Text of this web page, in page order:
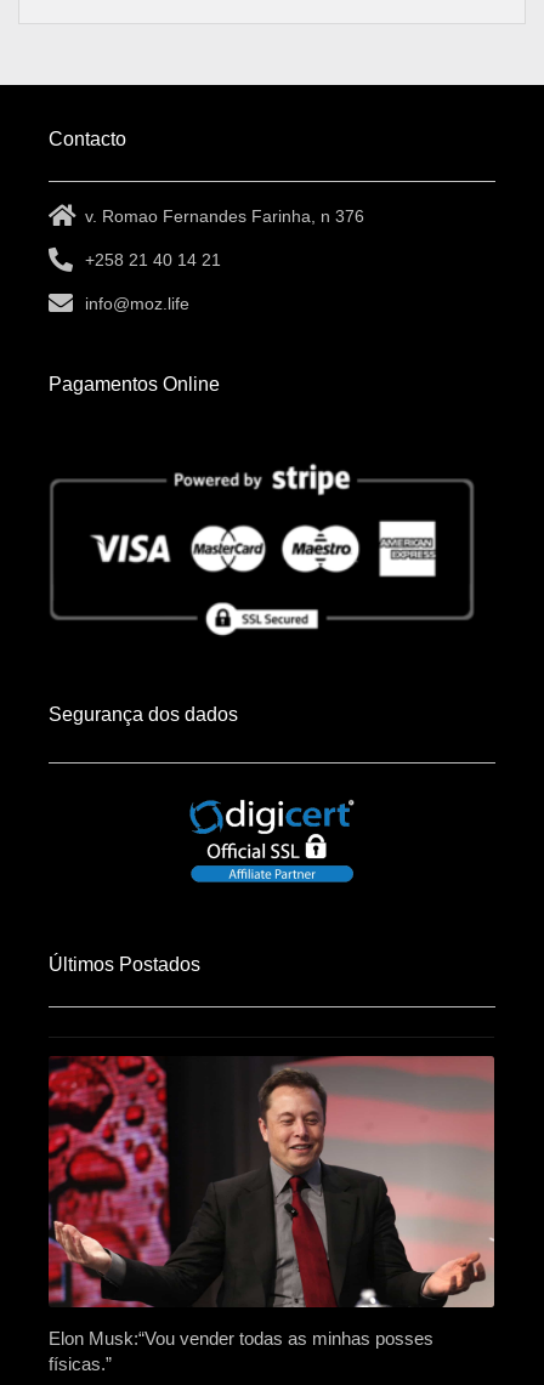
Contacto
v. Romao Fernandes Farinha, n 376
+258 21 40 14 21
info@moz.life
Pagamentos Online
Segurança dos dados
Últimos Postados
Elon Musk:“Vou vender todas as minhas posses
físicas.”